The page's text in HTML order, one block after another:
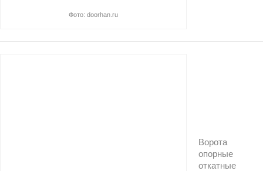
Фото: doorhan.ru
Ворота
опорные
откатные